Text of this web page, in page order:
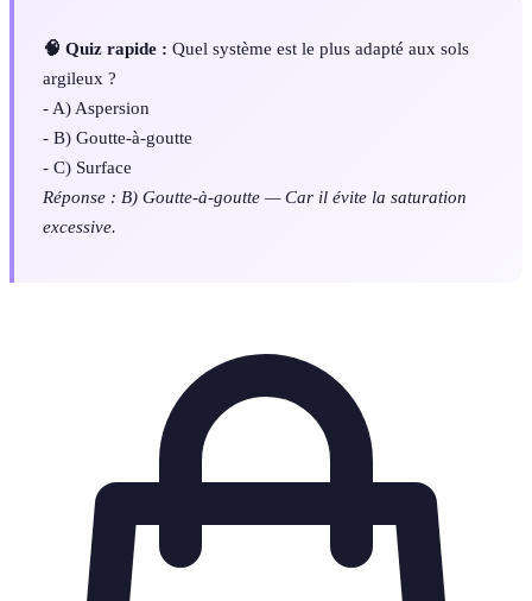
🧠 Quiz rapide : Quel système est le plus adapté aux sols
argileux ?
- A) Aspersion
- B) Goutte-à-goutte
- C) Surface
Réponse : B) Goutte-à-goutte — Car il évite la saturation
excessive.